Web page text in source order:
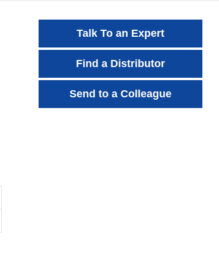
Talk To an Expert
Find a Distributor
Send to a Colleague